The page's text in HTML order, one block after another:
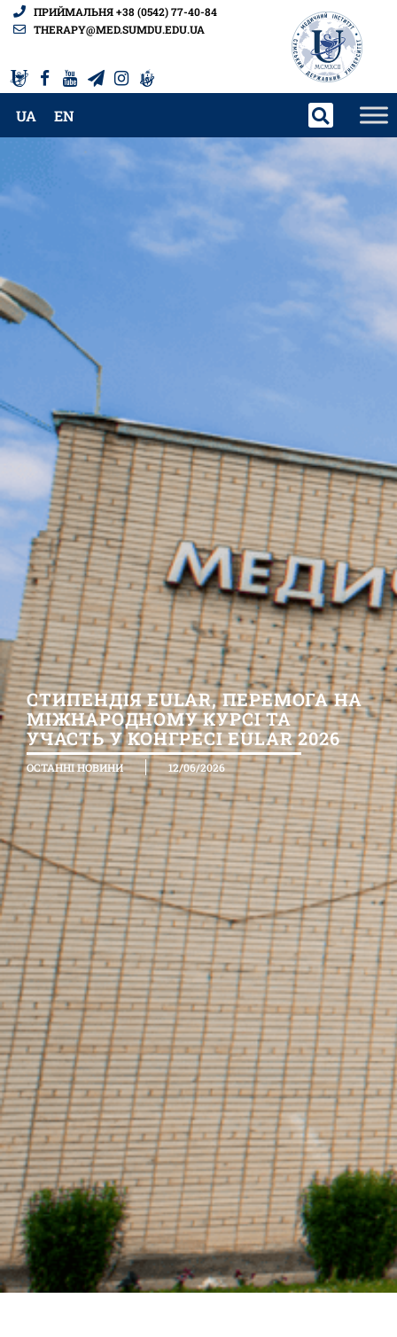
ПРИЙМАЛЬНЯ +38 (0542) 77-40-84
THERAPY@MED.SUMDU.EDU.UA
UA EN
СТИПЕНДІЯ EULAR, ПЕРЕМОГА НА
МІЖНАРОДНОМУ КУРСІ ТА
УЧАСТЬ У КОНГРЕСІ EULAR 2026
ОСТАННІ НОВИНИ 12/06/2026